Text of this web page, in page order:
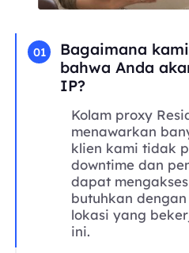
01
Bagaimana
bahwa Anda
IP?
Kolam proxy
menawarkan
klien kami tidak
downtime dan
dapat
butuhkan
lokasi yang
ini.